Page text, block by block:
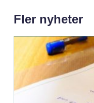
Fler nyheter